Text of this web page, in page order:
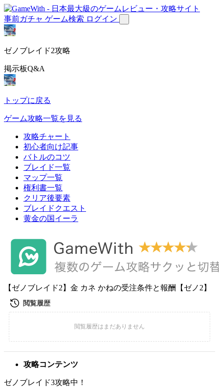
事前ガチャ ゲーム検索 ログイン
ゼノブレイド2攻略
掲示板Q&A
トップに戻る
ゲーム攻略一覧を見る
攻略チャート
初心者向け記事
バトルのコツ
ブレイド一覧
マップ一覧
権利書一覧
クリア後要素
ブレイドクエスト
黄金の国イーラ
【ゼノブレイド2】金 カネ かねの受注条件と報酬【ゼノ2】
攻略コンテンツ
ゼノブレイド3攻略中！